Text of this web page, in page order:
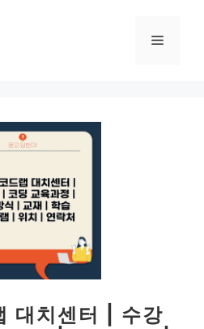
메
대치센터 | 수강